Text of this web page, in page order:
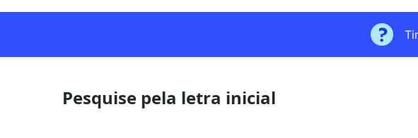
Caso
Corte
Uma
Pesquise pela letra inicial